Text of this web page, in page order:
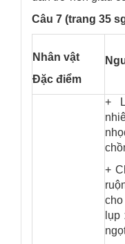
Câu 7 (trang 35
Nhân vật
Đặc điểm
+
+